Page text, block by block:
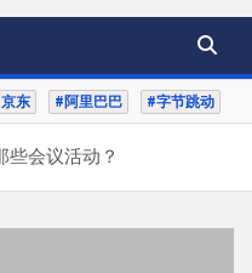
东 #阿里巴巴 #字节跳动
些会议活动？